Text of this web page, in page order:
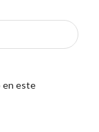
en este